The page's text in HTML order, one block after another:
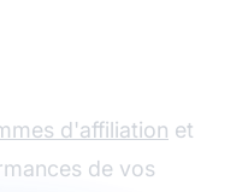
d'affiliation et
de vos